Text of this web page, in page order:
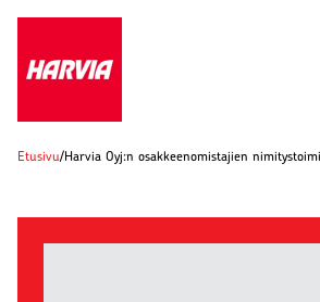
Etusivu/Harvia Oyj:n osakkeenomistajien